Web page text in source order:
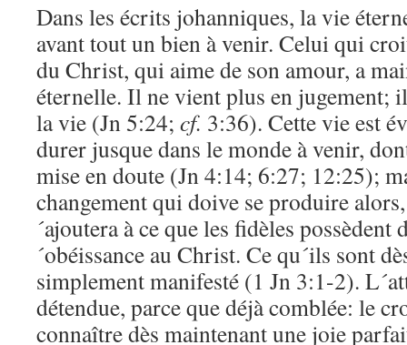
Dans les écrits johanniques, la vie
avant tout un bien à venir. Celui qui
du Christ, qui aime de son amour, a
éternelle. Il ne vient plus en jugement;
la vie (Jn 5:24; cf. 3:36). Cette vie est
durer jusque dans le monde à venir,
mise en doute (Jn 4:14; 6:27; 12:25);
changement qui doive se produire
´ajoutera à ce que les fidèles possèdent
´obéissance au Christ. Ce qu´ils sont
simplement manifesté (1 Jn 3:1-2).
détendue, parce que déjà comblée: le
connaître dès maintenant une joie